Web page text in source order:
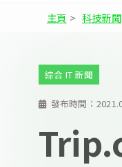
主頁 > 科技新聞
發布時間：
綜合 IT 新聞